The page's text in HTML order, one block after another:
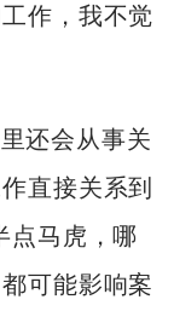
作，我不觉
还会从事关
直接关系到
点马虎，哪
可能影响案